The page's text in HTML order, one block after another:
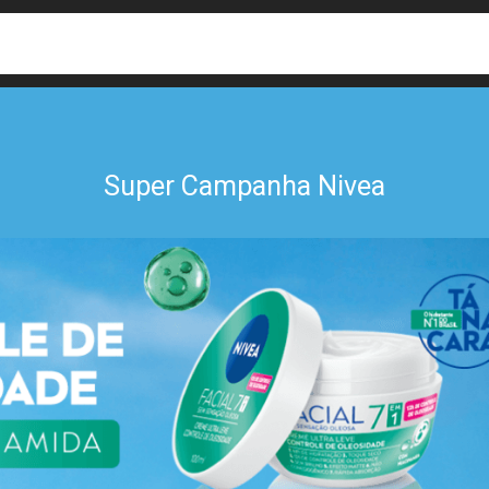
Super Campanha Nivea